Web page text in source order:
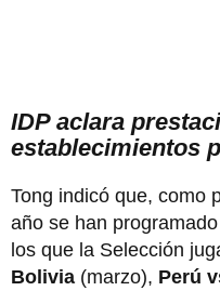
IDP aclara
establecimientos
Tong indicó que, como
año se han
los que la Selección
Bolivia (marzo), Perú